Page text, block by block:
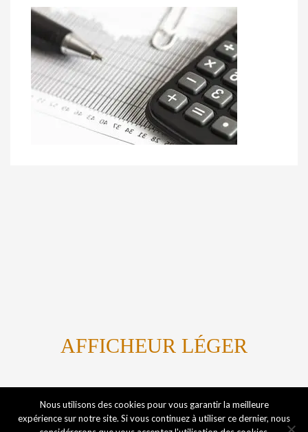
AFFICHEUR LÉGER
Nous utilisons des cookies pour vous garantir la meilleure
expérience sur notre site. Si vous continuez à utiliser ce dernier, nous